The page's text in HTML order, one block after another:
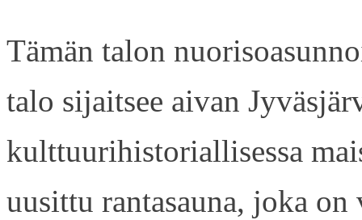
Tämän talon
talo sijaitsee aivan
kulttuurihistoriallisessa
uusittu rantasauna, joka